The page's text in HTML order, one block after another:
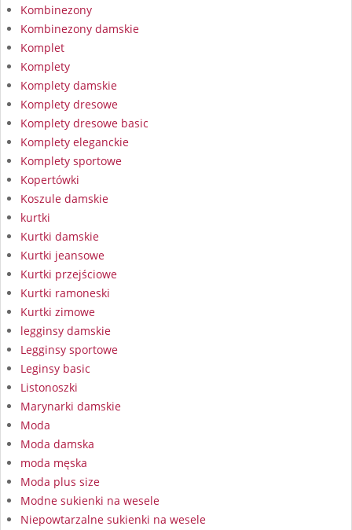
Kombinezony
Kombinezony damskie
Komplet
Komplety
Komplety damskie
Komplety dresowe
Komplety dresowe basic
Komplety eleganckie
Komplety sportowe
Kopertówki
Koszule damskie
kurtki
Kurtki damskie
Kurtki jeansowe
Kurtki przejściowe
Kurtki ramoneski
Kurtki zimowe
legginsy damskie
Legginsy sportowe
Leginsy basic
Listonoszki
Marynarki damskie
Moda
Moda damska
moda męska
Moda plus size
Modne sukienki na wesele
Niepowtarzalne sukienki na wesele